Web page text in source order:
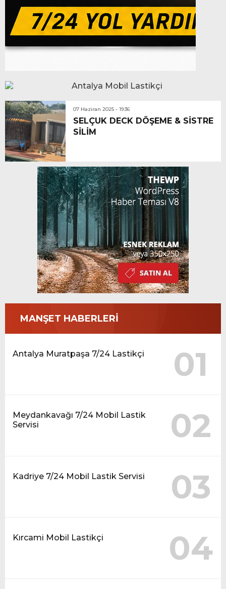
07 Haziran 2025 - 19:36
SELÇUK DECK DÖŞEME & SİSTRE
SİLİM
MANŞET HABERLERİ
Antalya Muratpaşa 7/24 Lastikçi 01
Meydankavağı 7/24 Mobil Lastik
Servisi
02
Kadriye 7/24 Mobil Lastik Servisi 03
Kırcami Mobil Lastikçi 04